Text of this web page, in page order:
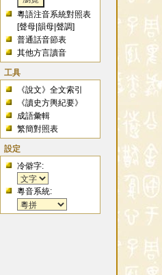
粵語注音系統對照表
[聲母 |韻母 |聲調]
普通話音節表
其他方言讀音
工具
《說文》全文索引
《讀史方輿紀要》
成語彙輯
繁簡對照表
設定
冷僻字:
粵音系統: